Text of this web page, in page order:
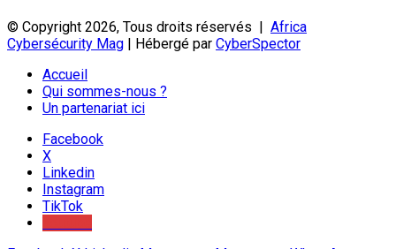
© Copyright 2026, Tous droits réservés | Africa
Cybersécurity Mag | Hébergé par CyberSpector
Accueil
Qui sommes-nous ?
Un partenariat ici
Facebook
X
Linkedin
Instagram
TikTok